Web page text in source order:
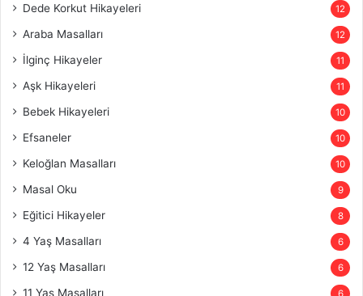
Dede Korkut Hikayeleri 12
Araba Masalları 12
İlginç Hikayeler 11
Aşk Hikayeleri 11
Bebek Hikayeleri 10
Efsaneler 10
Keloğlan Masalları 10
Masal Oku 9
Eğitici Hikayeler 8
4 Yaş Masalları 6
12 Yaş Masalları 6
11 Yaş Masalları 6